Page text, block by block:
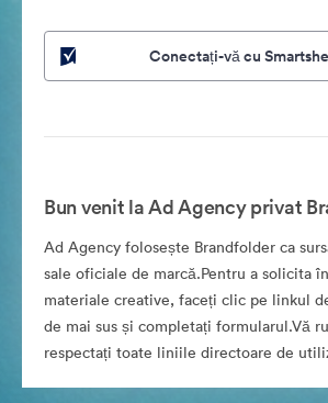
Conectați-vă cu
Bun venit la Ad Agency privat
Ad Agency folosește Brandfolder ca
sale oficiale de marcă.Pentru a solicita
materiale creative, faceți clic pe linkul
de mai sus și completați formularul.Vă
respectați toate liniile directoare de